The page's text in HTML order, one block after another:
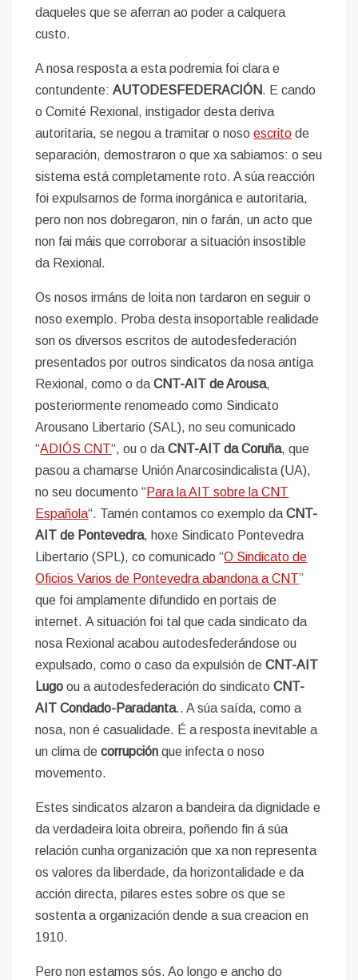
daqueles que se aferran ao poder a calquera
custo.
A nosa resposta a esta podremia foi clara e
contundente:AUTODESFEDERACIÓN. E cando
o Comité Rexional, instigador desta deriva
autoritaria, se negou a tramitar o nosoescrito de
separación, demostraron o que xa sabiamos: o seu
sistema está completamente roto. A súa reacción
foi expulsarnos de forma inorgánica e autoritaria,
pero non nos dobregaron, nin o farán, un acto que
non fai máis que corroborar a situación insostible
da Rexional.
Os nosos irmáns de loita non tardaron en seguir o
noso exemplo. Proba desta insoportable realidade
son os diversos escritos de autodesfederación
presentados por outros sindicatos da nosa antiga
Rexional, como o daCNT-AIT de Arousa,
posteriormente renomeado como Sindicato
Arousano Libertario (SAL), no seu comunicado
“ADIÓS CNT“, ou o daCNT-AIT da Coruña, que
pasou a chamarse Unión Anarcosindicalista (UA),
no seu documento “Para la AIT sobre la CNT
Española“. Tamén contamos co exemplo daCNT-
AIT de Pontevedra, hoxe Sindicato Pontevedra
Libertario (SPL), co comunicado “O Sindicato de
Oficios Varios de Pontevedra abandona a CNT”
que foi amplamente difundido en portais de
internet. A situación foi tal que cada sindicato da
nosa Rexional acabou autodesfederándose ou
expulsado, como o caso da expulsión deCNT-AIT
Lugo ou a autodesfederación do sindicatoCNT-
AIT Condado-Paradanta.. A súa saída, como a
nosa, non é casualidade. É a resposta inevitable a
un clima decorrupción que infecta o noso
movemento.
Estes sindicatos alzaron a bandeira da dignidade e
da verdadeira loita obreira, poñendo fin á súa
relación cunha organización que xa non representa
os valores da liberdade, da horizontalidade e da
acción directa, pilares estes sobre os que se
sostenta a organización dende a sua creacion en
1910.
Pero non estamos sós. Ao longo e ancho do